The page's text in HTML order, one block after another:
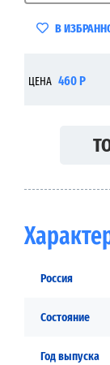
В
ЦЕНА 460 Р
Россия
Состояние
Год выпуска